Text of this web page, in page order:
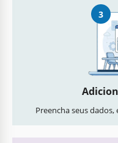
3
Preencha seus